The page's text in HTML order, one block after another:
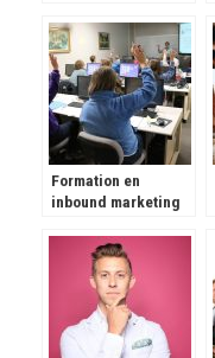
Formation en
inbound marketing